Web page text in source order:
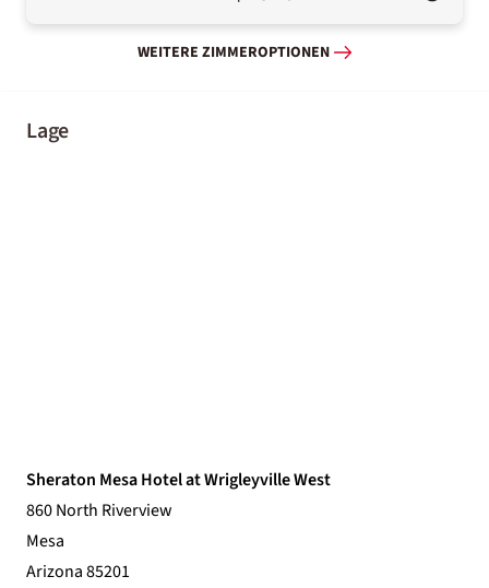
WEITERE ZIMMEROPTIONEN
Lage
Sheraton Mesa Hotel at Wrigleyville West
860 North Riverview
Mesa
Arizona 85201